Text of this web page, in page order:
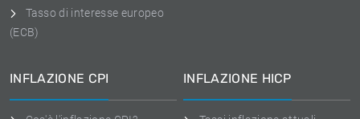
Tasso di interesse europeo
(ECB)
INFLAZIONE CPI INFLAZIONE HICP